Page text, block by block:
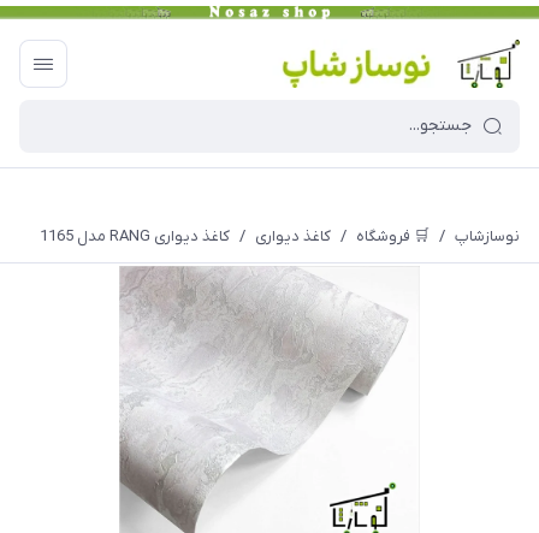
نوسازشاپ / 🛒 فروشگاه / کاغذ دیواری / کاغذ دیواری RANG مدل 1165